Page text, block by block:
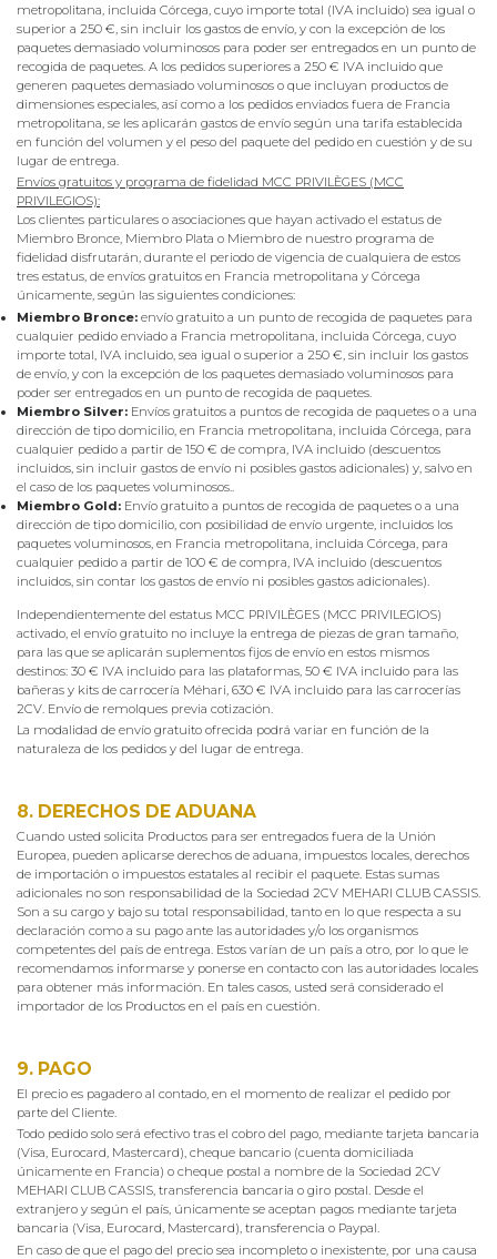
metropolitana, incluida Córcega, cuyo importe total (IVA incluido) sea igual o
superior a 250 €, sin incluir los gastos de envío, y con la excepción de los
paquetes demasiado voluminosos para poder ser entregados en un punto de
recogida de paquetes. A los pedidos superiores a 250 € IVA incluido que
generen paquetes demasiado voluminosos o que incluyan productos de
dimensiones especiales, así como a los pedidos enviados fuera de Francia
metropolitana, se les aplicarán gastos de envío según una tarifa establecida
en función del volumen y el peso del paquete del pedido en cuestión y de su
lugar de entrega.
Envíos gratuitos y programa de fidelidad MCC PRIVILÈGES (MCC
PRIVILEGIOS):
Los clientes particulares o asociaciones que hayan activado el estatus de
Miembro Bronce, Miembro Plata o Miembro de nuestro programa de
fidelidad disfrutarán, durante el periodo de vigencia de cualquiera de estos
tres estatus, de envíos gratuitos en Francia metropolitana y Córcega
únicamente, según las siguientes condiciones:
Miembro Bronce: envío gratuito a un punto de recogida de paquetes para
cualquier pedido enviado a Francia metropolitana, incluida Córcega, cuyo
importe total, IVA incluido, sea igual o superior a 250 €, sin incluir los gastos
de envío, y con la excepción de los paquetes demasiado voluminosos para
poder ser entregados en un punto de recogida de paquetes.
Miembro Silver: Envíos gratuitos a puntos de recogida de paquetes o a una
dirección de tipo domicilio, en Francia metropolitana, incluida Córcega, para
cualquier pedido a partir de 150 € de compra, IVA incluido (descuentos
incluidos, sin incluir gastos de envío ni posibles gastos adicionales) y, salvo en
el caso de los paquetes voluminosos..
Miembro Gold: Envío gratuito a puntos de recogida de paquetes o a una
dirección de tipo domicilio, con posibilidad de envío urgente, incluidos los
paquetes voluminosos, en Francia metropolitana, incluida Córcega, para
cualquier pedido a partir de 100 € de compra, IVA incluido (descuentos
incluidos, sin contar los gastos de envío ni posibles gastos adicionales).
Independientemente del estatus MCC PRIVILÈGES (MCC PRIVILEGIOS)
activado, el envío gratuito no incluye la entrega de piezas de gran tamaño,
para las que se aplicarán suplementos fijos de envío en estos mismos
destinos: 30 € IVA incluido para las plataformas, 50 € IVA incluido para las
bañeras y kits de carrocería Méhari, 630 € IVA incluido para las carrocerías
2CV. Envío de remolques previa cotización.
La modalidad de envío gratuito ofrecida podrá variar en función de la
naturaleza de los pedidos y del lugar de entrega.
8. DERECHOS DE ADUANA
Cuando usted solicita Productos para ser entregados fuera de la Unión
Europea, pueden aplicarse derechos de aduana, impuestos locales, derechos
de importación o impuestos estatales al recibir el paquete. Estas sumas
adicionales no son responsabilidad de la Sociedad 2CV MEHARI CLUB CASSIS.
Son a su cargo y bajo su total responsabilidad, tanto en lo que respecta a su
declaración como a su pago ante las autoridades y/o los organismos
competentes del país de entrega. Estos varían de un país a otro, por lo que le
recomendamos informarse y ponerse en contacto con las autoridades locales
para obtener más información. En tales casos, usted será considerado el
importador de los Productos en el país en cuestión.
9. PAGO
El precio es pagadero al contado, en el momento de realizar el pedido por
parte del Cliente.
Todo pedido solo será efectivo tras el cobro del pago, mediante tarjeta bancaria
(Visa, Eurocard, Mastercard), cheque bancario (cuenta domiciliada
únicamente en Francia) o cheque postal a nombre de la Sociedad 2CV
MEHARI CLUB CASSIS, transferencia bancaria o giro postal. Desde el
extranjero y según el país, únicamente se aceptan pagos mediante tarjeta
bancaria (Visa, Eurocard, Mastercard), transferencia o Paypal.
En caso de que el pago del precio sea incompleto o inexistente, por una causa